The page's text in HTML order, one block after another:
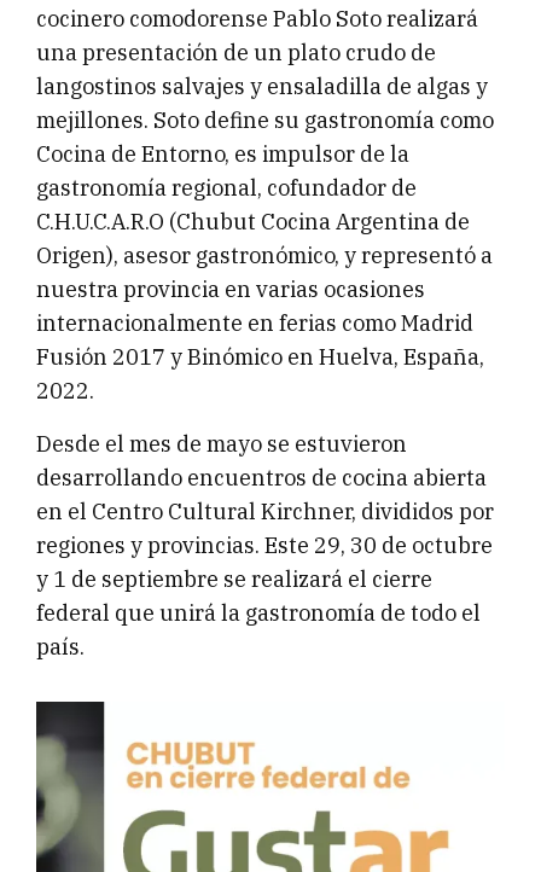
cocinero comodorense Pablo Soto realizará
una presentación de un plato crudo de
langostinos salvajes y ensaladilla de algas y
mejillones. Soto define su gastronomía como
Cocina de Entorno, es impulsor de la
gastronomía regional, cofundador de
C.H.U.C.A.R.O (Chubut Cocina Argentina de
Origen), asesor gastronómico, y representó a
nuestra provincia en varias ocasiones
internacionalmente en ferias como Madrid
Fusión 2017 y Binómico en Huelva, España,
2022.
Desde el mes de mayo se estuvieron
desarrollando encuentros de cocina abierta
en el Centro Cultural Kirchner, divididos por
regiones y provincias. Este 29, 30 de octubre
y 1 de septiembre se realizará el cierre
federal que unirá la gastronomía de todo el
país.